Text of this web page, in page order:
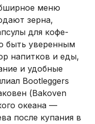
меню
зерна,
для кофе-
быть уверенным
напитков и еды,
и удобные
Bootleggers
(Bakoven
океана —
после купания в